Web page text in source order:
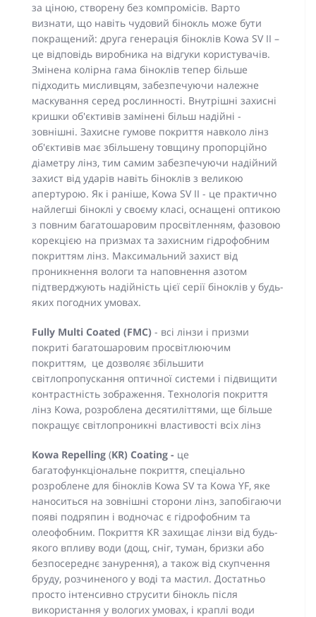
за ціною, створену без компромісів. Варто
визнати, що навіть чудовий бінокль може бути
покращений: друга генерація біноклів Kowa SV II –
це відповідь виробника на відгуки користувачів.
Змінена колірна гама біноклів тепер більше
підходить мисливцям, забезпечуючи належне
маскування серед рослинності. Внутрішні захисні
кришки об'єктивів замінені більш надійні -
зовнішні. Захисне гумове покриття навколо лінз
об'єктивів має збільшену товщину пропорційно
діаметру лінз, тим самим забезпечуючи надійний
захист від ударів навіть біноклів з великою
апертурою. Як і раніше, Kowa SV II - це практично
найлегші біноклі у своєму класі, оснащені оптикою
з повним багатошаровим просвітленням, фазовою
корекцією на призмах та захисним гідрофобним
покриттям лінз. Максимальний захист від
проникнення вологи та наповнення азотом
підтверджують надійність цієї серії біноклів у будь-
яких погодних умовах.
Fully Multi Coated (FMC) - всі лінзи і призми
покриті багатошаровим просвітлюючим
покриттям, це дозволяє збільшити
світлопропускання оптичної системи і підвищити
контрастність зображення. Технологія покриття
лінз Kowa, розроблена десятиліттями, ще більше
покращує світлопроникні властивості всіх лінз
Kowa Repelling (KR) Coating - це
багатофункціональне покриття, спеціально
розроблене для біноклів Kowa SV та Kowa YF, яке
наноситься на зовнішні сторони лінз, запобігаючи
появі подряпин і водночас є гідрофобним та
олеофобним. Покриття KR захищає лінзи від будь-
якого впливу води (дощ, сніг, туман, бризки або
безпосереднє занурення), а також від скупчення
бруду, розчиненого у воді та мастил. Достатньо
просто інтенсивно струсити бінокль після
використання у вологих умовах, і краплі води